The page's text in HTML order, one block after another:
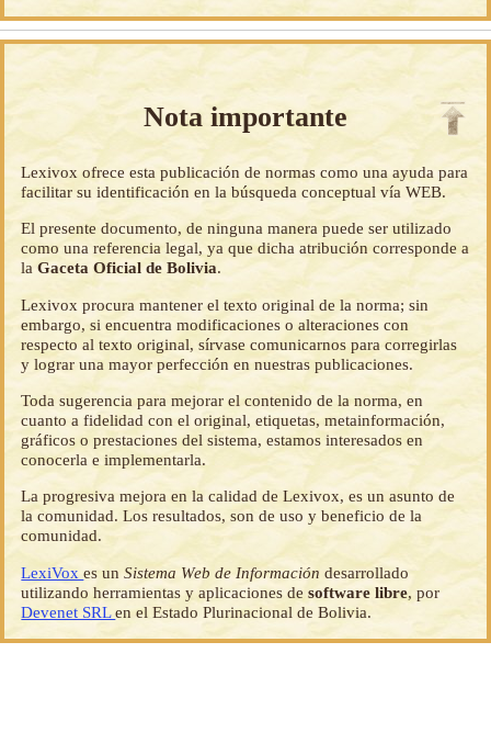
Nota importante
Lexivox ofrece esta publicación de normas como una ayuda para
facilitar su identificación en la búsqueda conceptual vía WEB.
El presente documento, de ninguna manera puede ser utilizado
como una referencia legal, ya que dicha atribución corresponde a
laGaceta Oficial de Bolivia.
Lexivox procura mantener el texto original de la norma; sin
embargo, si encuentra modificaciones o alteraciones con
respecto al texto original, sírvase comunicarnos para corregirlas
y lograr una mayor perfección en nuestras publicaciones.
Toda sugerencia para mejorar el contenido de la norma, en
cuanto a fidelidad con el original, etiquetas, metainformación,
gráficos o prestaciones del sistema, estamos interesados en
conocerla e implementarla.
La progresiva mejora en la calidad de Lexivox, es un asunto de
la comunidad. Los resultados, son de uso y beneficio de la
comunidad.
LexiVoxes unSistema Web de Información desarrollado
utilizando herramientas y aplicaciones desoftware libre, por
Devenet SRLen el Estado Plurinacional de Bolivia.